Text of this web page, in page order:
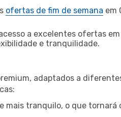
ofertas de fim de semana em
a excelentes ofertas
e tranquilidade.
adaptados a
mais tranquilo, o que tornará